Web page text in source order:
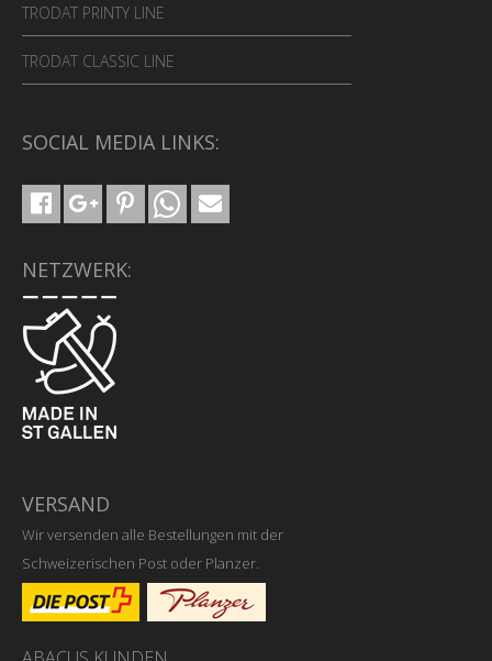
TRODAT PRINTY LINE
TRODAT CLASSIC LINE
SOCIAL MEDIA LINKS:
NETZWERK:
VERSAND
Wir versenden alle Bestellungen mit der
Schweizerischen Post oder Planzer.